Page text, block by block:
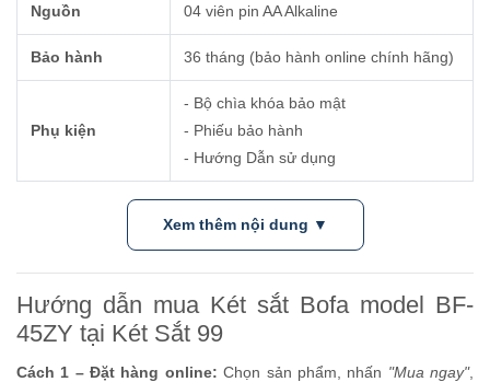
Nguồn 04 viên pin AA Alkaline
Bảo hành 36 tháng (bảo hành online chính hãng)
Phụ kiện
- Bộ chìa khóa bảo mật
- Phiếu bảo hành
- Hướng Dẫn sử dụng
Xem thêm nội dung ▼
Hướng dẫn mua Két sắt Bofa model BF-
45ZY tại Két Sắt 99
Cách 1 – Đặt hàng online: Chọn sản phẩm, nhấn "Mua ngay",